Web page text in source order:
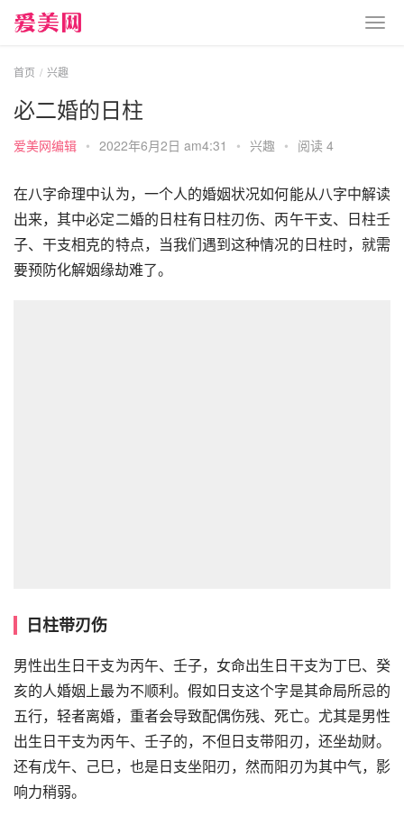
首页 兴趣
必二婚的日柱
爱美网编辑 • 2022年6月2日 am4:31 • 兴趣 • 阅读 4
在八字命理中认为，一个人的婚姻状况如何能从八字中解读
出来，其中必定二婚的日柱有日柱刃伤、丙午干支、日柱壬
子、干支相克的特点，当我们遇到这种情况的日柱时，就需
要预防化解姻缘劫难了。
日柱带刃伤
男性出生日干支为丙午、壬子，女命出生日干支为丁巳、癸
亥的人婚姻上最为不顺利。假如日支这个字是其命局所忌的
五行，轻者离婚，重者会导致配偶伤残、死亡。尤其是男性
出生日干支为丙午、壬子的，不但日支带阳刃，还坐劫财。
还有戊午、己巳，也是日支坐阳刃，然而阳刃为其中气，影
响力稍弱。